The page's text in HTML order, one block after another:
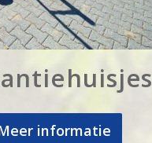
informatie